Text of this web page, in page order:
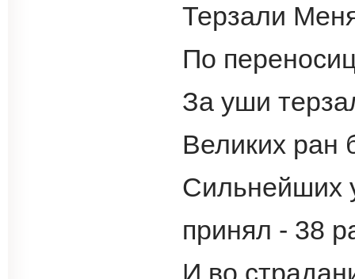
Терзали
По
За уши
Великих ран
Сильнейших
принял - 38
И во